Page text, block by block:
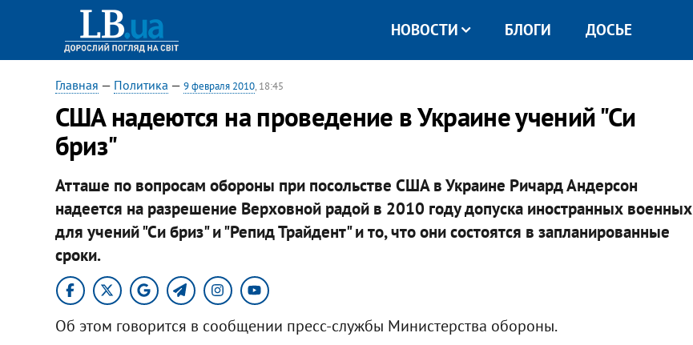
НОВОСТИ БЛОГИ ДОСЬЕ
Главная — Политика — 9 февраля 2010, 18:45
США надеются на проведение в Украине учений "Си
бриз"
Атташе по вопросам обороны при посольстве США в Украине Ричард Андерсон
надеется на разрешение Верховной радой в 2010 году допуска иностранных военных
для учений "Си бриз" и "Репид Трайдент" и то, что они состоятся в запланированные
сроки.
Об этом говорится в сообщении пресс-службы Министерства обороны.